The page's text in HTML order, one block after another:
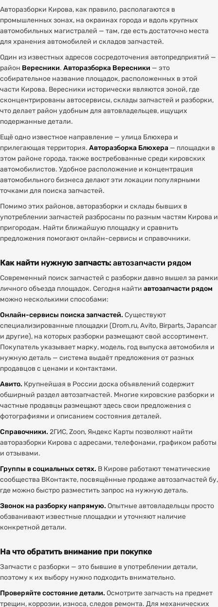
Авторазборки Кирова, как правило, располагаются в
промышленных зонах, на окраинах города и вдоль крупных
автомобильных магистралей — там, где есть достаточно места
для хранения автомобилей и складов запчастей.
Один из известных адресов сосредоточения автопредприятий —
район Вересники. Авторазборка Вересники — это
собирательное название площадок, расположенных в этой
части Кирова. Вересники исторически являются зоной, где
сконцентрированы автосервисы, склады запчастей и разборки,
что делает район удобным для автовладельцев, ищущих
подержанные детали.
Ещё одно известное направление — улица Блюхера и
прилегающая территория. Авторазборка Блюхера — площадки в
этом районе города, также востребованные среди кировских
автомобилистов. Удобное расположение и концентрация
автомобильного бизнеса делают эти локации популярными
точками для поиска запчастей.
Помимо этих районов, авторазборки и склады бывших в
употреблении запчастей разбросаны по разным частям Кирова и
пригородам. Найти ближайшую площадку и сравнить
предложения помогают онлайн-сервисы и справочники.
Как найти нужную запчасть: автозапчасти рядом
Современный поиск запчастей с разборки давно вышел за рамки
личного объезда площадок. Сегодня найти автозапчасти рядом
можно несколькими способами:
Онлайн-сервисы поиска запчастей. Существуют
специализированные площадки (Drom.ru, Avito, Birparts, Japancar
и другие), на которых разборки размещают свой ассортимент.
Покупатель указывает марку, модель, год выпуска автомобиля и
нужную деталь — система выдаёт предложения от разных
продавцов с ценами и контактами.
Авито. Крупнейшая в России доска объявлений содержит
обширный раздел автозапчастей. Многие кировские разборки и
частные продавцы размещают здесь свои предложения с
фотографиями и описанием состояния деталей.
Справочники. 2ГИС, Zoon, Яндекс Карты позволяют найти
авторазборки Кирова с адресами, телефонами, графиком работы
и отзывами.
Группы в социальных сетях. В Кирове работают тематические
сообщества ВКонтакте, посвящённые продаже автозапчастей бу,
где можно быстро разместить запрос на нужную деталь.
Звонок на разборку напрямую. Опытные автовладельцы просто
обзванивают известные площадки и уточняют наличие
конкретной детали.
На что обратить внимание при покупке
Запчасти с разборки — это бывшие в употреблении детали,
поэтому к их выбору нужно подходить внимательно.
Проверяйте состояние детали. Осмотрите запчасть на предмет
трещин, коррозии, износа, следов ремонта. Для механических